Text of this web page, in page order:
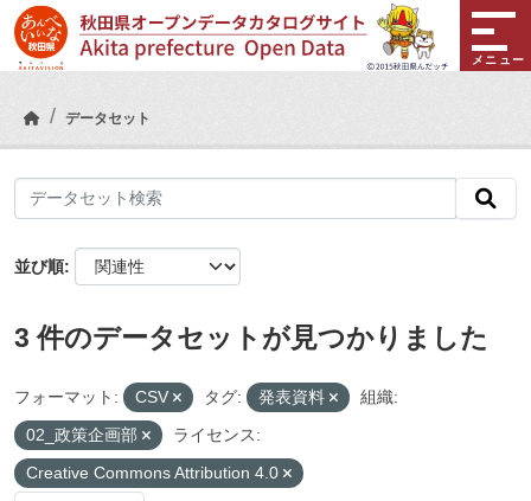
Skip to main content
メニュー
データセット
並び順
3 件のデータセットが見つかりました
フォーマット: CSV タグ: 発表資料
組織:
02_政策企画部
ライセンス:
Creative Commons Attribution 4.0